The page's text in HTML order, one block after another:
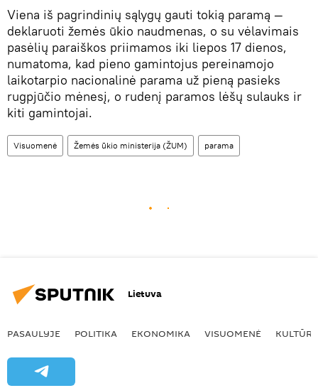
Viena iš pagrindinių sąlygų gauti tokią paramą —
deklaruoti žemės ūkio naudmenas, o su vėlavimais
pasėlių paraiškos priimamos iki liepos 17 dienos,
numatoma, kad pieno gamintojus pereinamojo
laikotarpio nacionalinė parama už pieną pasieks
rugpjūčio mėnesį, o rudenį paramos lėšų sulauks ir
kiti gamintojai.
Visuomenė Žemės ūkio ministerija (ŽUM) parama
Lietuva
PASAULYJE POLITIKA EKONOMIKA VISUOMENĖ KULTŪRA